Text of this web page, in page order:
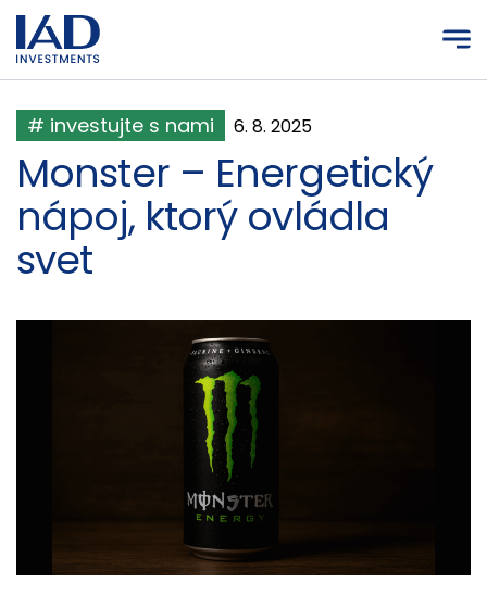
Prejsť na hlavný obsah
# investujte s nami 6. 8. 2025
Monster – Energetický
nápoj, ktorý ovládla
svet